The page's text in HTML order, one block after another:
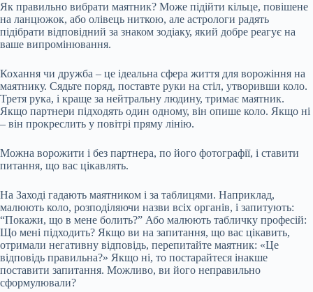
Як правильно вибрати маятник? Може підійти кільце, повішене
на ланцюжок, або олівець ниткою, але астрологи радять
підібрати відповідний за знаком зодіаку, який добре реагує на
ваше випромінювання.
Кохання чи дружба – це ідеальна сфера життя для ворожіння на
маятнику. Сядьте поряд, поставте руки на стіл, утворивши коло.
Третя рука, і краще за нейтральну людину, тримає маятник.
Якщо партнери підходять один одному, він опише коло. Якщо ні
– він прокреслить у повітрі пряму лінію.
Можна ворожити і без партнера, по його фотографії, і ставити
питання, що вас цікавлять.
На Заході гадають маятником і за таблицями. Наприклад,
малюють коло, розподіляючи назви всіх органів, і запитують:
“Покажи, що в мене болить?” Або малюють табличку професій:
Що мені підходить? Якщо ви на запитання, що вас цікавить,
отримали негативну відповідь, перепитайте маятник: «Це
відповідь правильна?» Якщо ні, то постарайтеся інакше
поставити запитання. Можливо, ви його неправильно
сформулювали?